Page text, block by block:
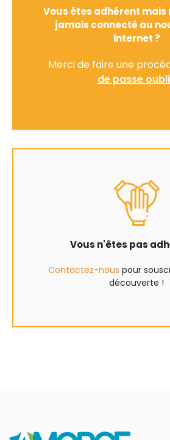
Vous êtes adhérent mais
jamais connecté au
internet ?
Merci de faire une
de passe
Vous n'êtes pas
Contactez-nous pour
découverte !